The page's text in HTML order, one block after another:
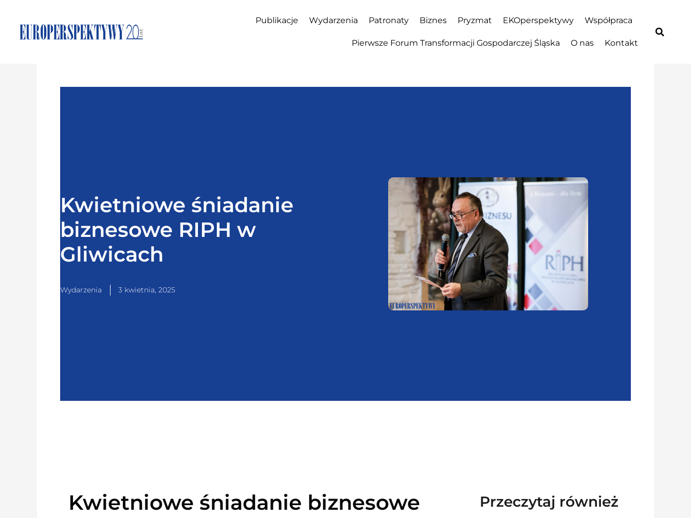
Publikacje Wydarzenia Patronaty Biznes Pryzmat EKOperspektywy Współpraca
Pierwsze Forum Transformacji Gospodarczej Śląska O nas Kontakt
Kwietniowe śniadanie
biznesowe RIPH w
Gliwicach
Wydarzenia 3 kwietnia, 2025
Kwietniowe śniadanie biznesowe
Przeczytaj również